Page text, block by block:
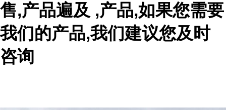
售,产品遍及 ,产品,如果您需要
我们的产品,我们建议您及时
咨询